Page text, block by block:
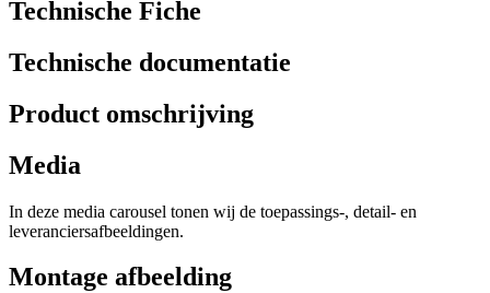
Technische Fiche
Technische documentatie
Product omschrijving
Media
In deze media carousel tonen wij de toepassings-, detail- en
leveranciersafbeeldingen.
Montage afbeelding